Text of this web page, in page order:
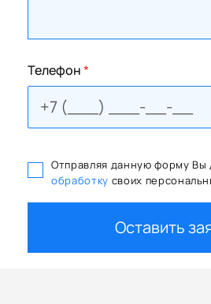
Телефон*
Отправляя данную форму Вы
обработку своих
Оставить